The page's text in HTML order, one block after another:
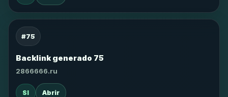
#75
Backlink generado 75
2866666.ru
SI Abrir